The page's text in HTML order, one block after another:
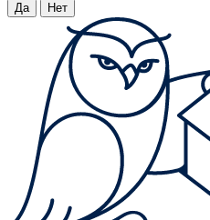
Да Нет